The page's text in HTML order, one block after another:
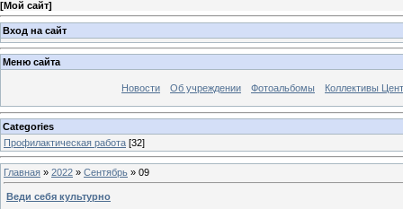
[Мой сайт]
Вход на сайт
Меню сайта
Новости Об учреждении Фотоальбомы Коллективы
Categories
Профилактическая работа [32]
Главная » 2022 » Сентябрь » 09
Веди себя культурно